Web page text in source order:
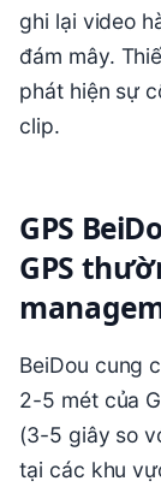
ghi lại video
đám mây.
phát hiện sự
clip.
GPS
GPS
BeiDou cung
2-5 mét của
(3-5 giây so
tại các khu